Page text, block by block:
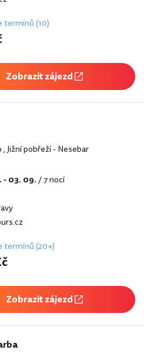
termínů (10)
Zobrazit zájezd
,Jižní pobřeží-Nesebar
- 03. 09./ 7 nocí
termínů (20+)
Zobrazit zájezd